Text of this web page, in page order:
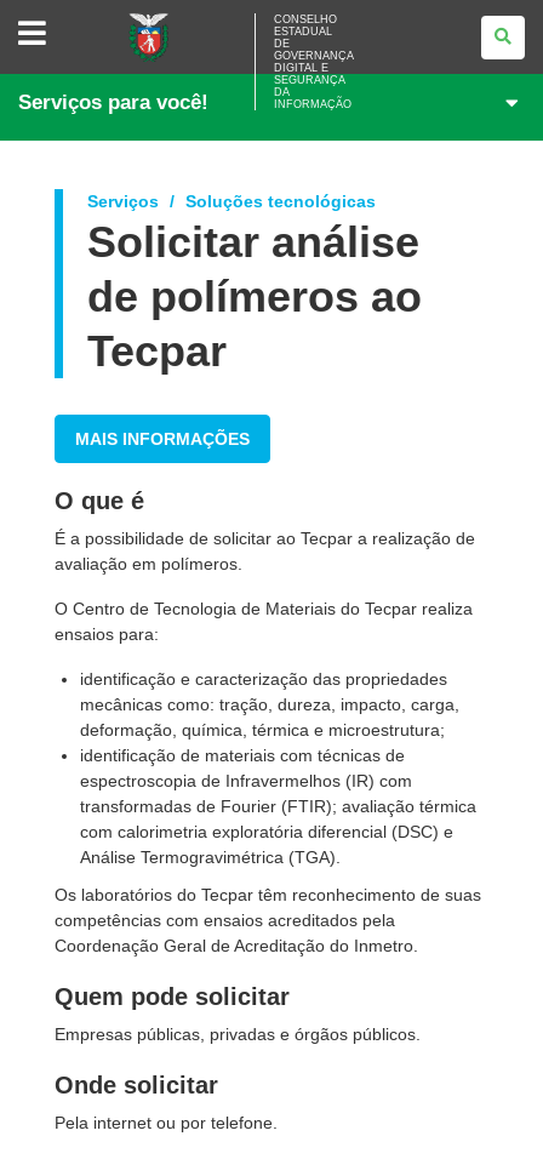
CONSELHO
ESTADUAL
GOVERNANÇA
E
DA
CONSELHO
ESTADUAL
DE
GOVERNANÇA
DIGITAL E
SEGURANÇA
DA
INFORMAÇÃO
Serviços para você!
Serviços Soluções tecnológicas
Solicitar análise
de polímeros ao
Tecpar
MAIS INFORMAÇÕES
O que é
É a possibilidade de solicitar ao Tecpar a realização de
avaliação em polímeros.
O Centro de Tecnologia de Materiais do Tecpar realiza
ensaios para:
identificação e caracterização das propriedades
mecânicas como: tração, dureza, impacto, carga,
deformação, química, térmica e microestrutura;
identificação de materiais com técnicas de
espectroscopia de Infravermelhos (IR) com
transformadas de Fourier (FTIR); avaliação térmica
com calorimetria exploratória diferencial (DSC) e
Análise Termogravimétrica (TGA).
Os laboratórios do Tecpar têm reconhecimento de suas
competências com ensaios acreditados pela
Coordenação Geral de Acreditação do Inmetro.
Quem pode solicitar
Empresas públicas, privadas e órgãos públicos.
Onde solicitar
Pela internet ou por telefone.